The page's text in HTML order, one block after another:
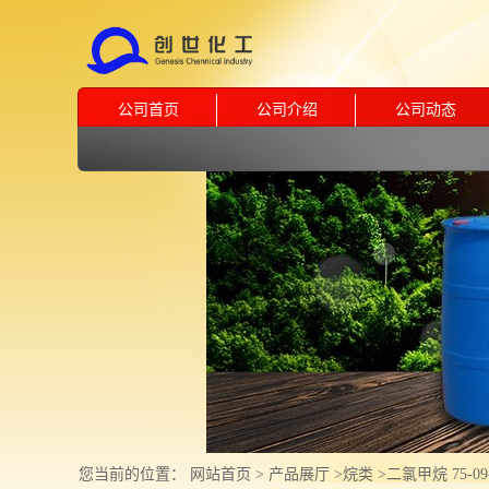
公司首页 公司介绍 公司动态
您当前的位置： 网站首页 > 产品展厅 >烷类 >二氯甲烷 75-